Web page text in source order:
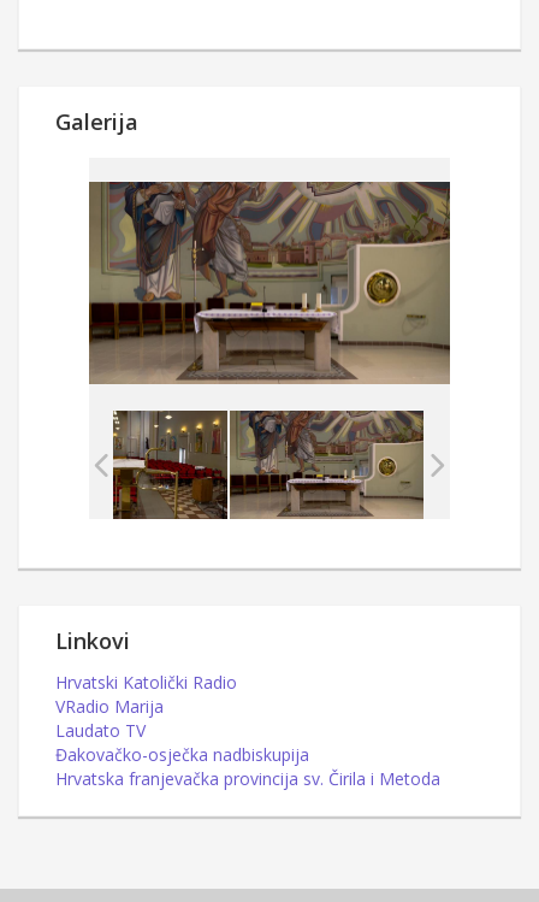
Galerija
Linkovi
Hrvatski Katolički Radio
VRadio Marija
Laudato TV
Đakovačko-osječka nadbiskupija
Hrvatska franjevačka provincija sv. Čirila i Metoda